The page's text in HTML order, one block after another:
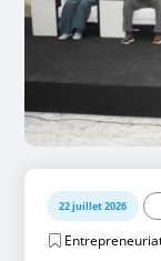
22 juillet 2026